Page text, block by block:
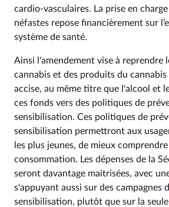
cardio-vasculaires. La prise en
néfastes repose financièrement sur
système de santé.
Ainsi l'amendement vise à reprendre
cannabis et des produits du
accise, au même titre que l'alcool et
ces fonds vers des politiques de
sensibilisation. Ces politiques de
sensibilisation permettront aux
les plus jeunes, de mieux
consommation. Les dépenses de la
seront davantage maitrisées, avec
s'appuyant aussi sur des campagnes
sensibilisation, plutôt que sur la